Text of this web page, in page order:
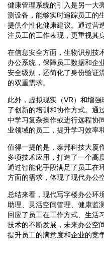
健康管理系统的引入是另一大
测设备，能够实时追踪员工的
提供个性化健康建议。通过营
注员工的工作表现，更重视其
在信息安全方面，生物识别技
办公系统，保障员工数据和企
安全级别，还简化了身份验证
的双重需求。
此外，虚拟现实（VR）和增
了创新的培训和协作方式。通
中学习复杂操作或进行远程协
业领域的员工，提升学习效率
值得一提的是，泰邦科技大厦
多项技术应用，打造了一个高
通过智能化手段满足了员工在
方面的需求，体现了现代办公
总结来看，现代写字楼办公环
助理、灵活空间管理、健康监
回应了员工在工作方式、生活
技术的不断发展，未来办公空
提升员工的满意度和企业的竞争